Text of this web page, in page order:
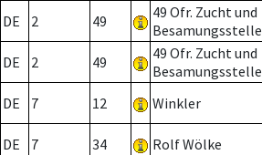
DE 2 49
49 Ofr. Zucht und
Besamungsstelle
DE 2 49
49 Ofr. Zucht und
Besamungsstelle
DE 7 12 Winkler
DE 7 34 Rolf Wölke